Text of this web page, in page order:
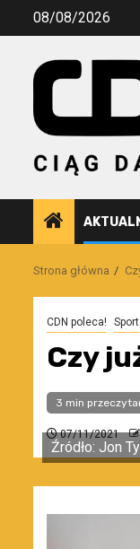
Przejdź08/08/2026
Strona główna
CDN poleca! Sport
Czy
3 min
07/11/2021
Źródło: Jon